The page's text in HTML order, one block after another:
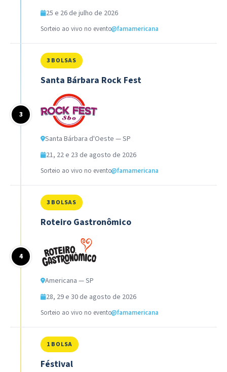
25 e 26 de julho de 2026
Sorteio ao vivo no evento@famamericana
3 BOLSAS
Santa Bárbara Rock Fest
Santa Bárbara d'Oeste — SP
21, 22 e 23 de agosto de 2026
Sorteio ao vivo no evento@famamericana
3 BOLSAS
Roteiro Gastronômico
Americana — SP
28, 29 e 30 de agosto de 2026
Sorteio ao vivo no evento@famamericana
1 BOLSA
Féstival